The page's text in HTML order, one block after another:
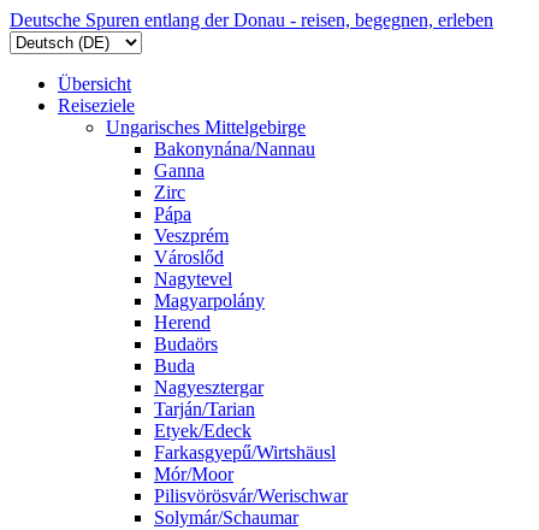
Deutsche Spuren entlang der Donau - reisen, begegnen, erleben
Übersicht
Reiseziele
Ungarisches Mittelgebirge
Bakonynána/Nannau
Ganna
Zirc
Pápa
Veszprém
Városlőd
Nagytevel
Magyarpolány
Herend
Budaörs
Buda
Nagyesztergar
Tarján/Tarian
Etyek/Edeck
Farkasgyepű/Wirtshäusl
Mór/Moor
Pilisvörösvár/Werischwar
Solymár/Schaumar